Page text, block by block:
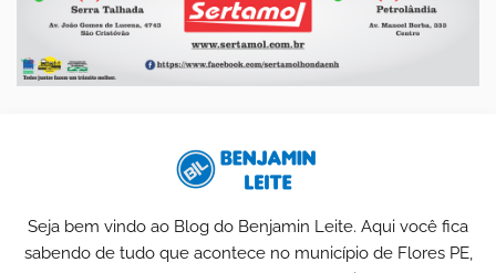
Seja bem vindo ao Blog do Benjamin Leite. Aqui você fica
sabendo de tudo que acontece no município de Flores PE,